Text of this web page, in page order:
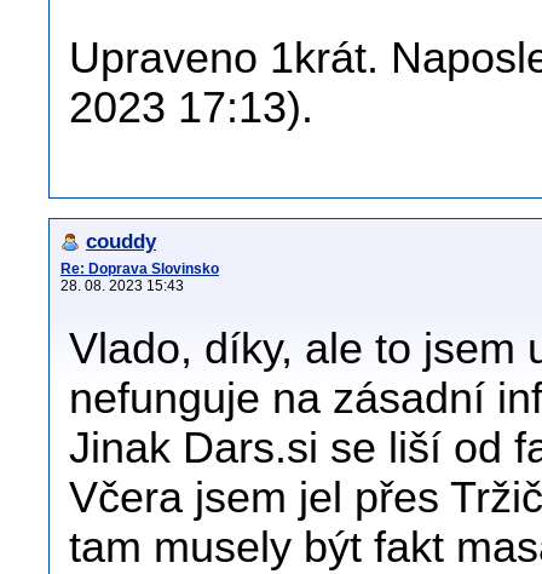
Upraveno 1krát.
2023 17:13).
couddy
Re: Doprava Slovinsko
28. 08. 2023 15:43
Vlado, díky, ale to jsem
nefunguje na zásadní
Jinak Dars.si se liší od
Včera jsem jel přes
tam musely být fakt